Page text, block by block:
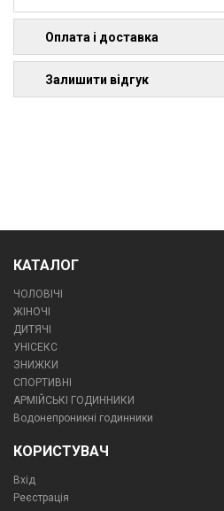
Оплата і доставка
Залишити відгук
КАТАЛОГ
ЧОЛОВІЧІ
ЖІНОЧІ
ДИТЯЧІ
УНІСЕКС
ЗНИЖКИ
СПОРТИВНІ
АРМІЙСЬКІ ГОДИННИКИ
Водонепроникні годинники
КОРИСТУВАЧ
Вхід
Реєстрація